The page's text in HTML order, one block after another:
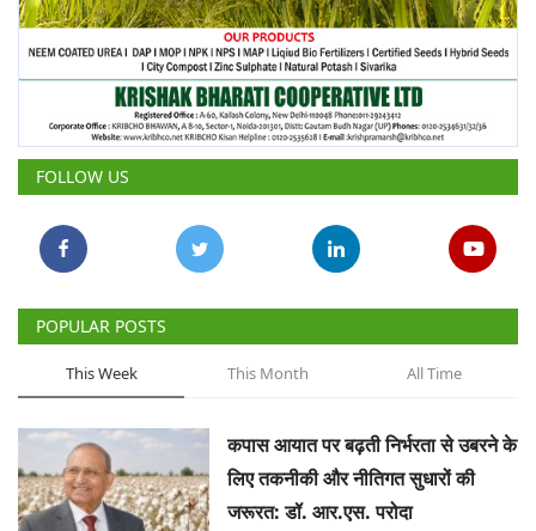
FOLLOW US
POPULAR POSTS
This Week This Month All Time
कपास आयात पर बढ़ती निर्भरता से उबरने के
लिए तकनीकी और नीतिगत सुधारों की
जरूरत: डॉ. आर.एस. परोदा